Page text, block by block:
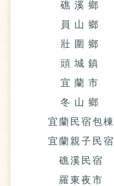
礁溪鄉
員山鄉
壯圍鄉
頭城鎮
宜蘭市
冬山鄉
宜蘭民宿包棟
宜蘭親子民宿
礁溪民宿
羅東夜市